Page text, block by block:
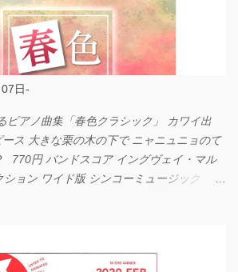
日-
ピアノ曲集「春色クラシック」 カワイ出
ス 大きな栗の木の下で ニャニュニョのて
770円 バンドスコア イングヴェイ・マル
ション ワイド版 シンコーミュージック